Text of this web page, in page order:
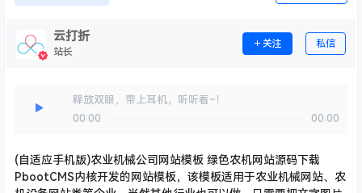
云打折
站长
关注 私信
释放双眼，带上耳机，听听看~！
00:00
00:00
(自适应手机版)农业机械公司网站模板 绿色农机网站源码下载
PbootCMS内核开发的网站模板，该模板适用于农业机械网站、农